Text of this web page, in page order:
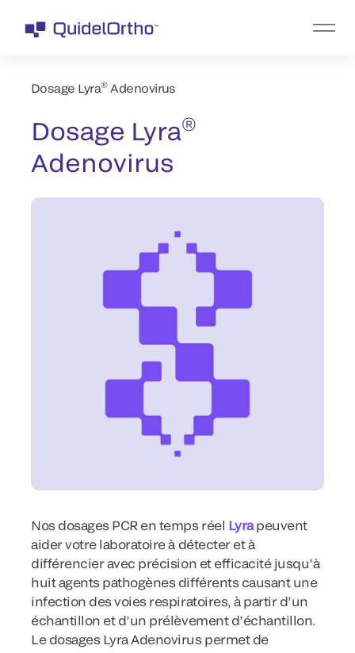
Dosage Lyra®Adenovirus
Dosage Lyra®
Adenovirus
Nos dosages PCR en temps réel Lyrapeuvent
aider votre laboratoire à détecter et à
différencier avec précision et efficacité jusqu’à
huit agents pathogènes différents causant une
infection des voies respiratoires, à partir d’un
échantillon et d’un prélèvement d’échantillon.
Le dosages Lyra Adenovirus permet de